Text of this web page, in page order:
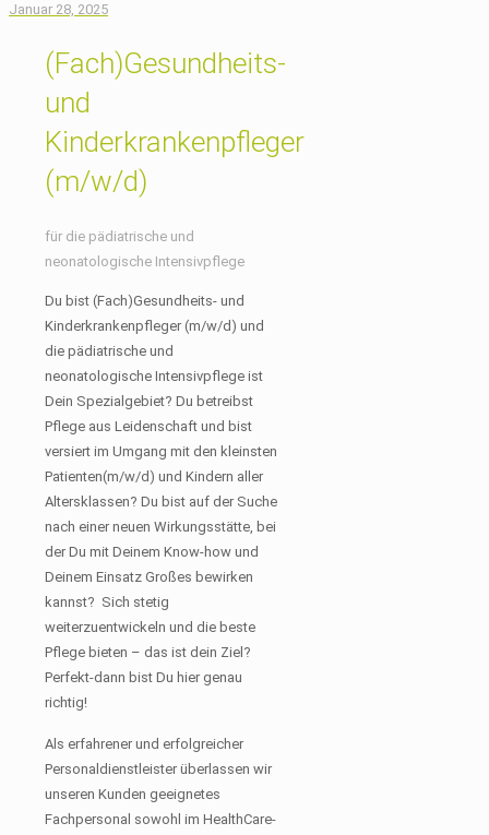
Januar 28, 2025
(Fach)Gesundheits-
und
Kinderkrankenpfleger
(m/w/d)
für die pädiatrische und
neonatologische Intensivpflege
Du bist (Fach)Gesundheits- und
Kinderkrankenpfleger (m/w/d) und
die pädiatrische und
neonatologische Intensivpflege ist
Dein Spezialgebiet? Du betreibst
Pflege aus Leidenschaft und bist
versiert im Umgang mit den kleinsten
Patienten(m/w/d) und Kindern aller
Altersklassen? Du bist auf der Suche
nach einer neuen Wirkungsstätte, bei
der Du mit Deinem Know-how und
Deinem Einsatz Großes bewirken
kannst? Sich stetig
weiterzuentwickeln und die beste
Pflege bieten – das ist dein Ziel?
Perfekt-dann bist Du hier genau
richtig!
Als erfahrener und erfolgreicher
Personaldienstleister überlassen wir
unseren Kunden geeignetes
Fachpersonal sowohl im HealthCare-